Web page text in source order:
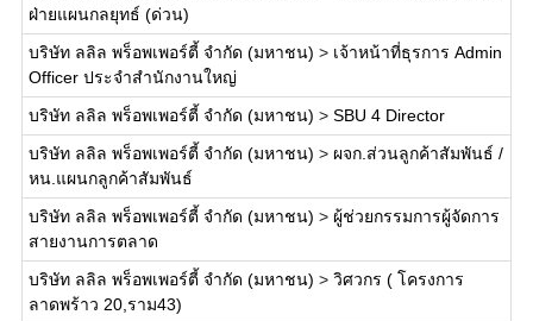
ฝ่ายแผนกลยุทธ์ (ด่วน)
บริษัท ลลิล พร็อพเพอร์ตี้ จำกัด (มหาชน) > เจ้าหน้าที่ธุรการ Admin
Officer ประจำสำนักงานใหญ่
บริษัท ลลิล พร็อพเพอร์ตี้ จำกัด (มหาชน) > SBU 4 Director
บริษัท ลลิล พร็อพเพอร์ตี้ จำกัด (มหาชน) > ผจก.ส่วนลูกค้าสัมพันธ์ /
หน.แผนกลูกค้าสัมพันธ์
บริษัท ลลิล พร็อพเพอร์ตี้ จำกัด (มหาชน) > ผู้ช่วยกรรมการผู้จัดการ
สายงานการตลาด
บริษัท ลลิล พร็อพเพอร์ตี้ จำกัด (มหาชน) > วิศวกร ( โครงการ
ลาดพร้าว 20,ราม43)